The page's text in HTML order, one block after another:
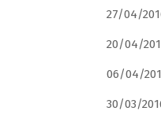
27/04/
20/04/
06/04/
30/03/